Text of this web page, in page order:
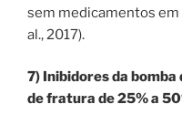
sem medicamentos
al., 2017).
7) Inibidores da
de fratura de 25% a